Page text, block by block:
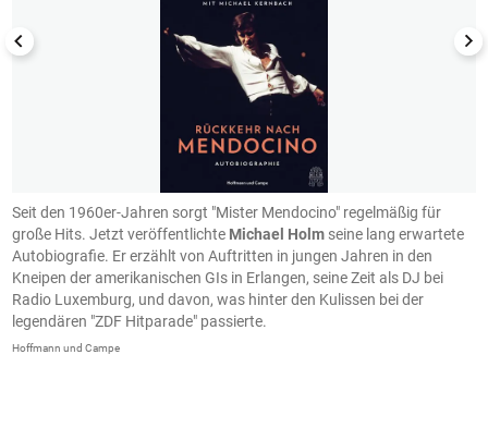
Seit den 1960er-Jahren sorgt "Mister Mendocino" regelmäßig für
große Hits. Jetzt veröffentlichte Michael Holm seine lang erwartete
Autobiografie. Er erzählt von Auftritten in jungen Jahren in den
Kneipen der amerikanischen GIs in Erlangen, seine Zeit als DJ bei
Radio Luxemburg, und davon, was hinter den Kulissen bei der
legendären "ZDF Hitparade" passierte.
Hoffmann und Campe